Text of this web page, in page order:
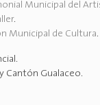
Municipal del
.
Municipal de Cultura.
.
Cantón Gualaceo.